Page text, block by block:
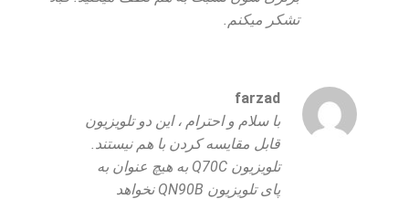
تشکر میکنم.
farzad
با سلام و احترام ، این دو تلویزیون
قابل مقایسه کردن با هم نیستند.
تلویزیون Q70C به هیچ عنوان به
پای تلویزیون QN90B نخواهد